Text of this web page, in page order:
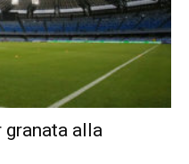
granata alla